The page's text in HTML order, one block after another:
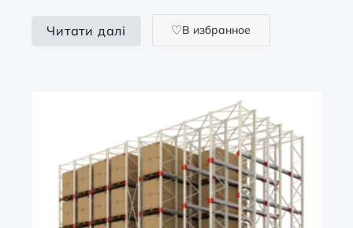
Читати далі В избранное